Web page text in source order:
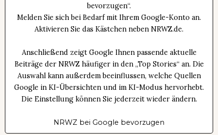
bevorzugen“.
Melden Sie sich bei Bedarf mit Ihrem Google-Konto an.
Aktivieren Sie das Kästchen neben NRWZ.de.
Anschließend zeigt Google Ihnen passende aktuelle
Beiträge der NRWZ häufiger in den „Top Stories“ an. Die
Auswahl kann außerdem beeinflussen, welche Quellen
Google in KI-Übersichten und im KI-Modus hervorhebt.
Die Einstellung können Sie jederzeit wieder ändern.
NRWZ bei Google bevorzugen